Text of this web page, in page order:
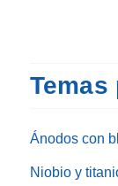
Ánodos con
Niobio y